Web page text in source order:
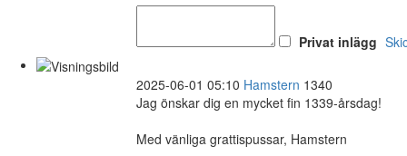
Privat inlägg
2025-06-01 05:10 Hamstern 1340
Jag önskar dig en mycket fin 1339-årsdag!
Med vänliga grattispussar, Hamstern